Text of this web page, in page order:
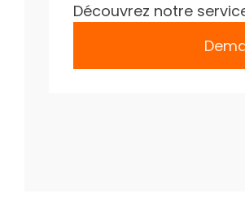
Découvrez notre